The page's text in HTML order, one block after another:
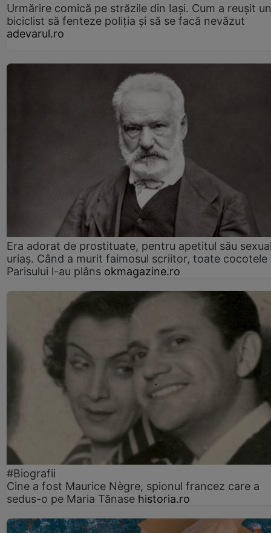
Urmărire comică pe străzile din Iași. Cum a reușit un
biciclist să fenteze poliția și să se facă nevăzut
adevarul.ro
Era adorat de prostituate, pentru apetitul său
uriaș. Când a murit faimosul scriitor, toate cocotele
Parisului l-au plâns okmagazine.ro
#Biografii
Cine a fost Maurice Nègre, spionul francez care a
sedus-o pe Maria Tănase historia.ro